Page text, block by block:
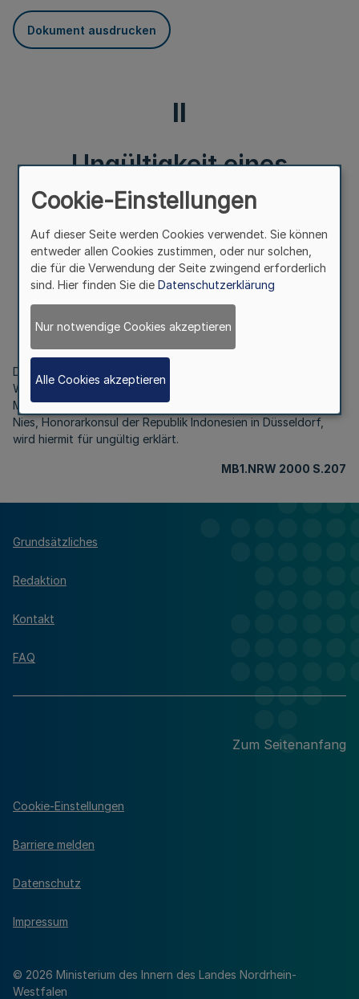
Dokument ausdrucken
II
Ungültigkeit eines
Ausweises für Mitglieder
des Konsularkorps
Ungültigkeit eines Ausweises für Mitglieder des
Der von dem Ministerpräsidenten des Landes Nordrhein-
Westfalen am 28. März 1990 ausgestellte Ausweis für
Mitglieder des Konsularkorps Nr. 5072 von Herrn Manfred
Nies, Honorarkonsul der Republik Indonesien in Düsseldorf,
wird hiermit für ungültig erklärt.
MB1.NRW 2000 S.207
Grundsätzliches
Redaktion
Kontakt
FAQ
Zum Seitenanfang
© 2026 Ministerium des Innern des Landes Nordrhein-
Westfalen
Cookie-Einstellungen
Barriere melden
Datenschutz
Impressum
Cookie-Einstellungen
Auf dieser Seite werden Cookies verwendet. Sie können
entweder allen Cookies zustimmen, oder nur solchen,
die für die Verwendung der Seite zwingend erforderlich
sind. Hier finden Sie die Datenschutzerklärung
Nur notwendige Cookies akzeptieren
Alle Cookies akzeptieren